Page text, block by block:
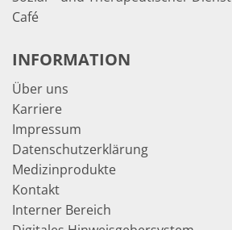
Café
INFORMATION
Über uns
Karriere
Impressum
Datenschutzerklärung
Medizinprodukte
Kontakt
Interner Bereich